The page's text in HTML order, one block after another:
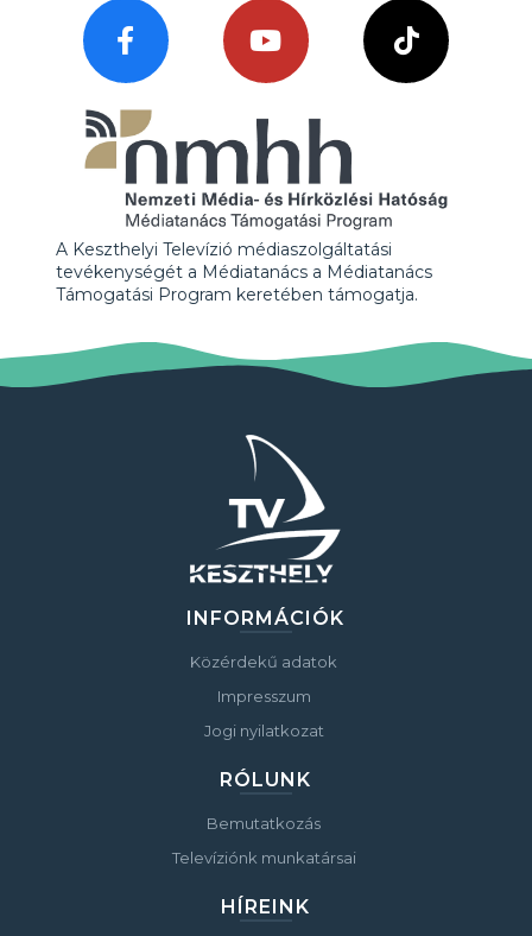
A Keszthelyi Televízió médiaszolgáltatási
tevékenységét a Médiatanács a Médiatanács
Támogatási Program keretében támogatja.
INFORMÁCIÓK
Közérdekű adatok
Impresszum
Jogi nyilatkozat
RÓLUNK
Bemutatkozás
Televíziónk munkatársai
HÍREINK